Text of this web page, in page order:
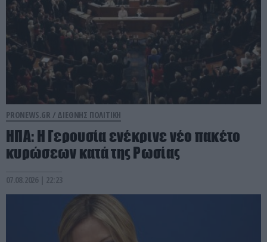
PRONEWS.GR / ΔΙΕΘΝΗΣ ΠΟΛΙΤΙΚΗ
ΗΠΑ: Η Γερουσία ενέκρινε νέο πακέτο
κυρώσεων κατά της Ρωσίας
07.08.2026 | 22:23